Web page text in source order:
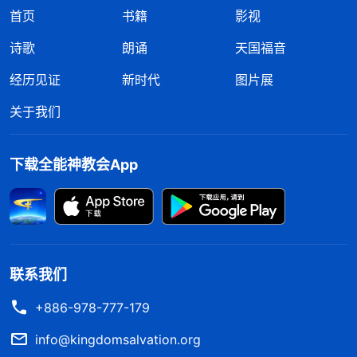
首页 书籍
影视
诗歌
朗诵
天国福音
经历见证
新时代
图片展
关于我们
下载全能神教会App
联系我们
+886-978-777-179
info@kingdomsalvation.org